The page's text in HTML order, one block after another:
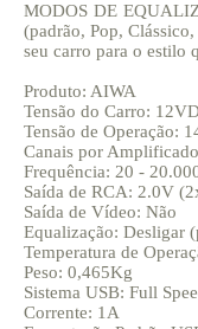
MODOS DE
(padrão, Pop,
seu carro para o estilo
Produto: AIWA
Tensão do Carro:
Tensão de Operação:
Canais por
Frequência: 20 -
Saída de RCA: 2.0V
Saída de Vídeo: Não
Equalização: Desligar
Temperatura de
Peso: 0,465Kg
Sistema USB: Full
Corrente: 1A